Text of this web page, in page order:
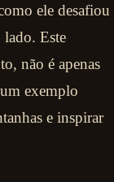
ele desafiou
lado. Este
não é apenas
exemplo
e inspirar